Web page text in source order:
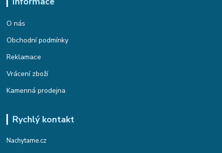
O nás
Obchodní podmínky
Reklamace
Vrácení zboží
Kamenná prodejna
Rychlý kontakt
Nachytame.cz